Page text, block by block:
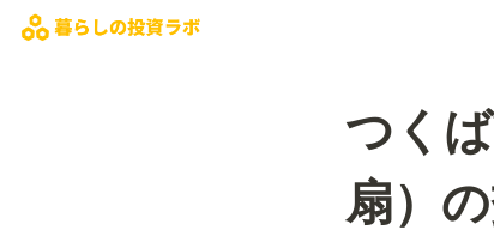
つく
扇）